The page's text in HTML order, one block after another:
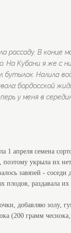
рассаду. В конце
Кубани я же с
бутылок. Налила
бордосской
у меня в
апреля семена
поэтому укрыла их
завязей - соседи
плодов, раздавала их
добавляю золу,
(200 грамм